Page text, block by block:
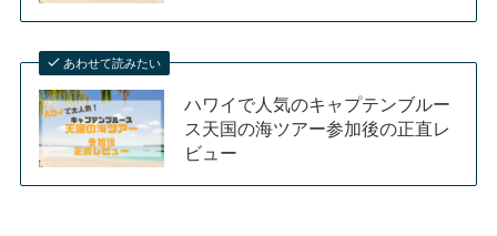
あわせて読みたい
ハワイで人気のキャプテンブルー
ス天国の海ツアー参加後の正直レ
ビュー